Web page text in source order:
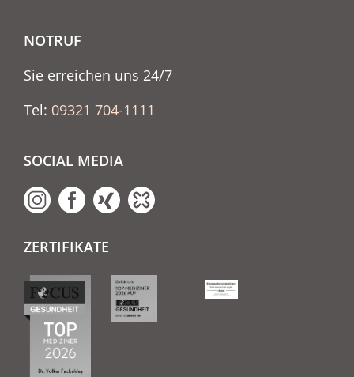
NOTRUF
Sie erreichen uns 24/7
Tel: 09321 704-1111
SOCIAL MEDIA
ZERTIFIKATE